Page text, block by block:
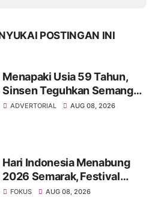
POSTINGAN INI
Menapaki Usia 59 Tahun,
Sinsen Teguhkan Semangat
“Sustainably Growing”
ADVERTORIAL AUG 08, 2026
Hari Indonesia Menabung
2026 Semarak, Festival
Band Pelajar dan Mahasiswa
FOKUS AUG 08, 2026